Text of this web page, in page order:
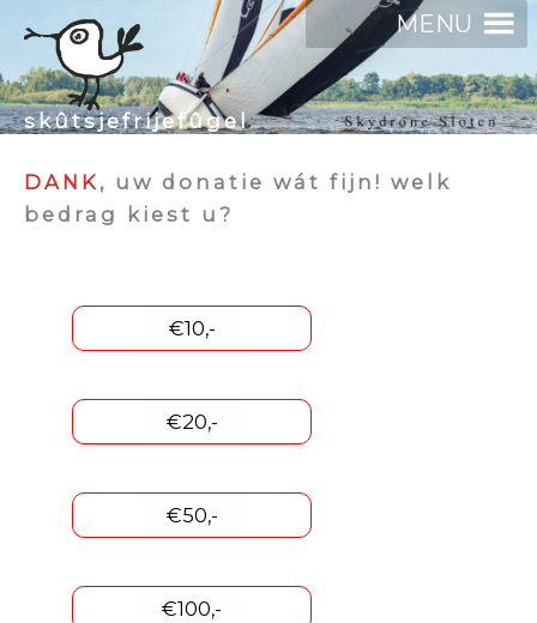
naar
de
inhoud
skûtsjefrijefûgel
MENU
DANK, uw donatie wát fijn! welk
bedrag kiest u?
€10,-
€20,-
€50,-
€100,-